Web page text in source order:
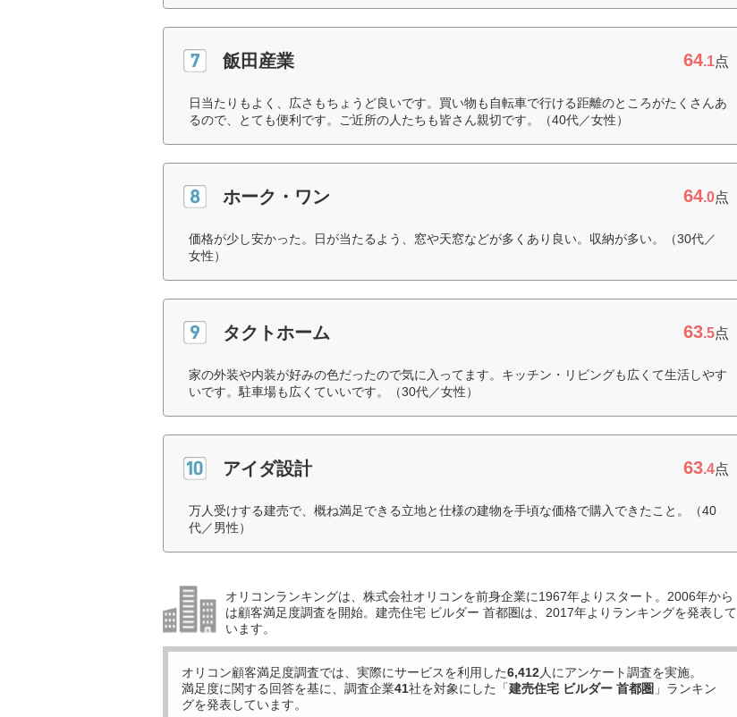
飯田産業 64.1点
日当たりもよく、広さもちょうど良いです。買い物も自転車で行ける距離のところがたくさんあ
るので、とても便利です。ご近所の人たちも皆さん親切です。（40代／女性）
ホーク・ワン 64.0点
価格が少し安かった。日が当たるよう、窓や天窓などが多くあり良い。収納が多い。（30代／
女性）
タクトホーム 63.5点
家の外装や内装が好みの色だったので気に入ってます。キッチン・リビングも広くて生活しやす
いです。駐車場も広くていいです。（30代／女性）
アイダ設計 63.4点
万人受けする建売で、概ね満足できる立地と仕様の建物を手頃な価格で購入できたこと。（40
代／男性）
オリコンランキングは、株式会社オリコンを前身企業に1967年よりスタート。2006年から
は顧客満足度調査を開始。建売住宅 ビルダー 首都圏は、2017年よりランキングを発表して
います。
オリコン顧客満足度調査では、実際にサービスを利用した6,412人にアンケート調査を実施。
満足度に関する回答を基に、調査企業41社を対象にした「建売住宅 ビルダー 首都圏 」ランキン
グを発表しています。